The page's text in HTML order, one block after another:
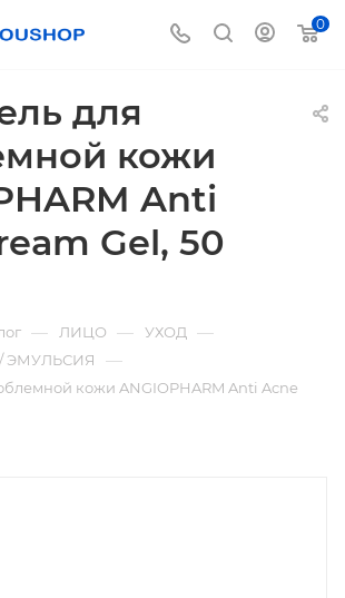
0
для
кожи
Anti
Gel, 50
— ЛИЦО — УХОД —
ЭМУЛЬСИЯ —
кожи ANGIOPHARM Anti Acne